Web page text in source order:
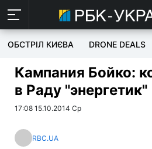
ОБСТРІЛ КИЄВА DRONE DEALS
Кампания Бойко:
в Раду "энергетик"
17:08 15.10.2014 Ср
RBC.UA